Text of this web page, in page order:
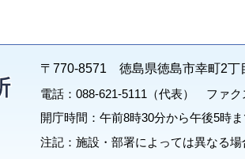
〒770-8571 徳島県徳島市幸町2丁
電話：088-621-5111（代表） ファク
開庁時間：午前8時30分から午後5時
注記：施設・部署によっては異なる